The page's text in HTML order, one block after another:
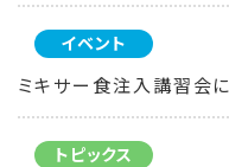
イベント
ミキサー食注入講習会
トピックス